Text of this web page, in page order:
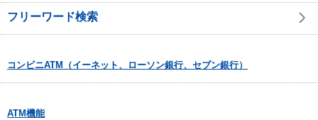
フリーワード検索
コンビニATM（イーネット、ローソン銀行、セブン銀行）
ATM機能